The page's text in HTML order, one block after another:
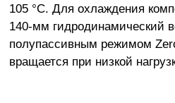
105 °C. Для охлаждения
140-мм гидродинамический
полупассивным режимом
вращается при низкой